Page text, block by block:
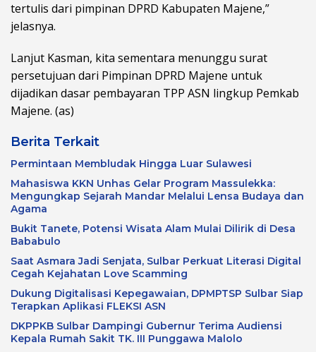
tertulis dari pimpinan DPRD Kabupaten Majene,”
jelasnya.
Lanjut Kasman, kita sementara menunggu surat
persetujuan dari Pimpinan DPRD Majene untuk
dijadikan dasar pembayaran TPP ASN lingkup Pemkab
Majene. (as)
Berita Terkait
Permintaan Membludak Hingga Luar Sulawesi
Mahasiswa KKN Unhas Gelar Program Massulekka:
Mengungkap Sejarah Mandar Melalui Lensa Budaya dan
Agama
Bukit Tanete, Potensi Wisata Alam Mulai Dilirik di Desa
Bababulo
Saat Asmara Jadi Senjata, Sulbar Perkuat Literasi Digital
Cegah Kejahatan Love Scamming
Dukung Digitalisasi Kepegawaian, DPMPTSP Sulbar Siap
Terapkan Aplikasi FLEKSI ASN
DKPPKB Sulbar Dampingi Gubernur Terima Audiensi
Kepala Rumah Sakit TK. III Punggawa Malolo